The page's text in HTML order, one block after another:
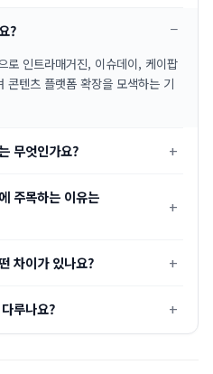
?
로 인트라매거진, 이슈데이, 케이팝
콘텐츠 플랫폼 확장을 모색하는 기
무엇인가요?
주목하는 이유는
차이가 있나요?
루나요?